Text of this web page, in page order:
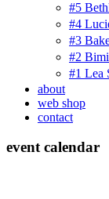
#5
#4
#3
#2
#1 Lea
about
web shop
contact
event calendar